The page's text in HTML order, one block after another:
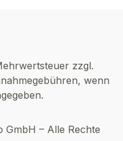
zzgl.
wenn
– Alle Rechte